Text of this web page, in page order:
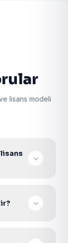
lisans modeli